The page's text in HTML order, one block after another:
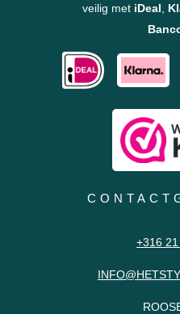
veilig met iDeal
+316